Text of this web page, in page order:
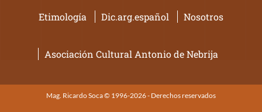
Etimología Dic.arg.español Nosotros
Asociación Cultural Antonio de Nebrija
Mag. Ricardo Soca © 1996-2026 - Derechos reservados